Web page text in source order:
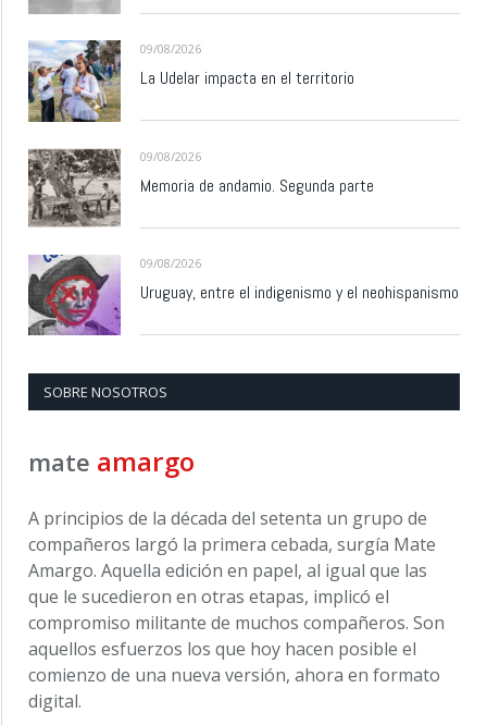
09/08/2026
La Udelar impacta en el territorio
09/08/2026
Memoria de andamio. Segunda parte
09/08/2026
Uruguay, entre el indigenismo y el neohispanismo
SOBRE NOSOTROS
mate amargo
A principios de la década del setenta un grupo de
compañeros largó la primera cebada, surgía Mate
Amargo. Aquella edición en papel, al igual que las
que le sucedieron en otras etapas, implicó el
compromiso militante de muchos compañeros. Son
aquellos esfuerzos los que hoy hacen posible el
comienzo de una nueva versión, ahora en formato
digital.